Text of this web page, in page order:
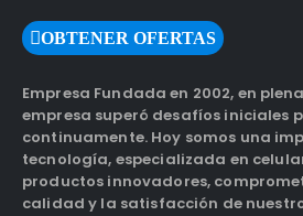
OBTENER OFERTAS
Empresa Fundada en 2002, en
empresa superó desafíos iniciales
continuamente. Hoy somos una
tecnología, especializada en
productos innovadores,
calidad y la satisfacción de